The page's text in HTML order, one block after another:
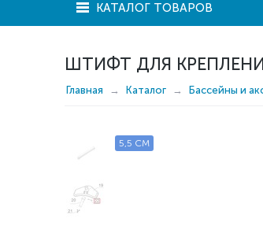
КАТАЛОГ ТОВАРОВ
ШТИФТ ДЛЯ
Главная Каталог Бассейны и
5,5 СМ